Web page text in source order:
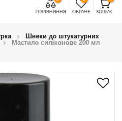
ПОРІВНЯННЯ ОБРАНЕ КОШИК
Шнеки до штукатурних
Мастило силіконове 200 мл